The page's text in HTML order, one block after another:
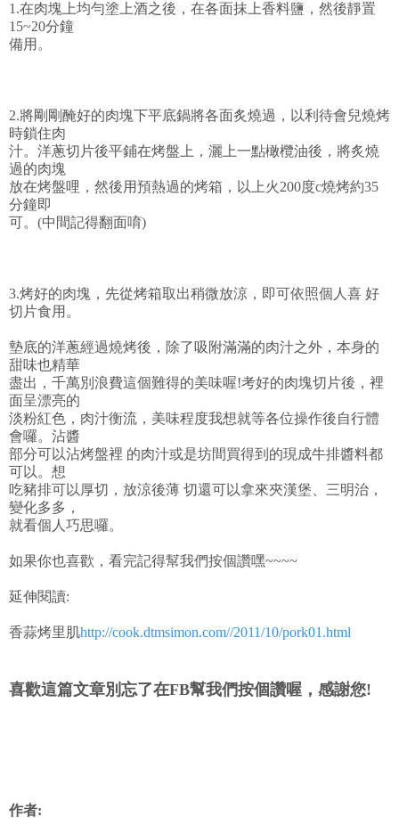
1.在肉塊上均勻塗上酒之後，在各面抹上香料鹽，然後靜置
15~20分鐘
備用。
2.將剛剛醃好的肉塊下平底鍋將各面炙燒過，以利待會兒燒烤
時鎖住肉
汁。洋蔥切片後平鋪在烤盤上，灑上一點橄欖油後，將炙燒
過的肉塊
放在烤盤哩，然後用預熱過的烤箱，以上火200度c燒烤約35
分鐘即
可。(中間記得翻面唷)
3.烤好的肉塊，先從烤箱取出稍微放涼，即可依照個人喜 好
切片食用。
墊底的洋蔥經過燒烤後，除了吸附滿滿的肉汁之外，本身的
甜味也精華
盡出，千萬別浪費這個難得的美味喔!考好的肉塊切片後，裡
面呈漂亮的
淡粉紅色，肉汁衡流，美味程度我想就等各位操作後自行體
會囉。沾醬
部分可以沾烤盤裡 的肉汁或是坊間買得到的現成牛排醬料都
可以。想
吃豬排可以厚切，放涼後薄 切還可以拿來夾漢堡、三明治，
變化多多，
就看個人巧思囉。
如果你也喜歡，看完記得幫我們按個讚嘿~~~~
延伸閱讀:
香蒜烤里肌http://cook.dtmsimon.com//2011/10/pork01.html
喜歡這篇文章別忘了在FB幫我們按個讚喔，感謝您!
作者: